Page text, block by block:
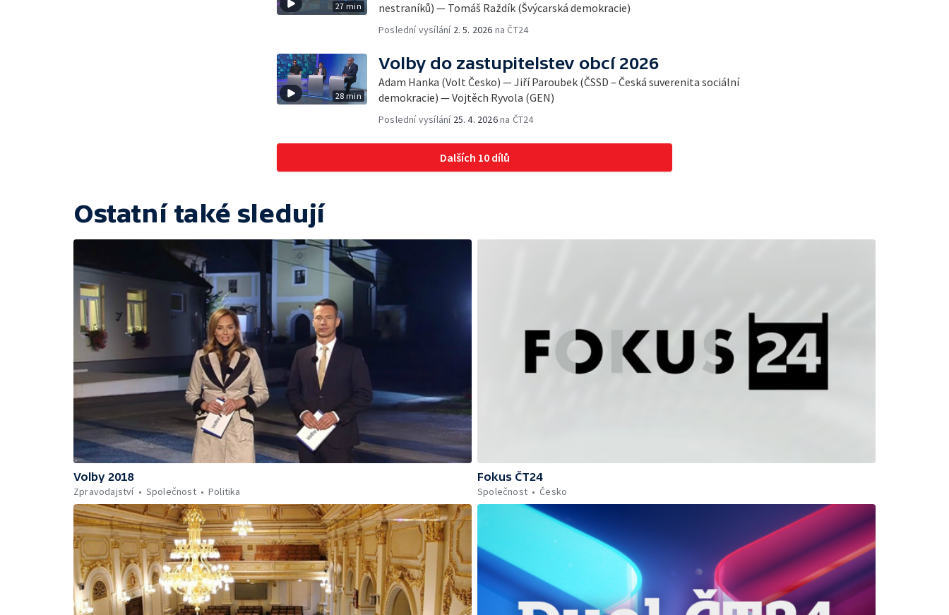
27 min
nestraníků) — Tomáš Raždík (Švýcarská demokracie)
Poslední vysílání 2. 5. 2026 na ČT24
28 min
Volby do zastupitelstev obcí 2026
Adam Hanka (Volt Česko) — Jiří Paroubek (ČSSD – Česká suverenita sociální
demokracie) — Vojtěch Ryvola (GEN)
Poslední vysílání 25. 4. 2026na ČT24
Dalších 10 dílů
Ostatní také sledují
Volby 2018
Zpravodajství
Společnost Politika
Fokus ČT24
Společnost
Česko